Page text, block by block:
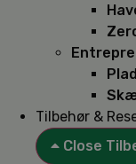
Tilbehør &
Close